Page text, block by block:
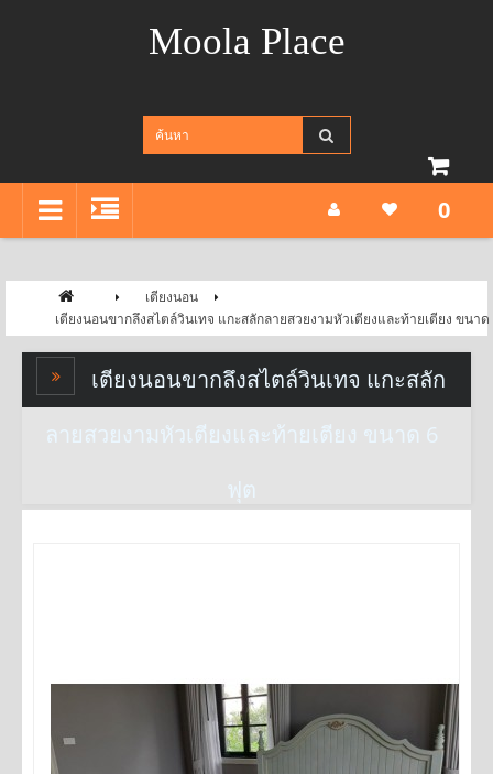
Moola Place
0
เตียงนอน
เตียงนอนขากลึงสไตล์วินเทจ แกะสลักลายสวยงามหัวเตียงและท้ายเตียง ขนา
เตียงนอนขากลึงสไตล์วินเทจ แกะสลัก
ลายสวยงามหัวเตียงและท้ายเตียง ขนาด 6
ฟุต